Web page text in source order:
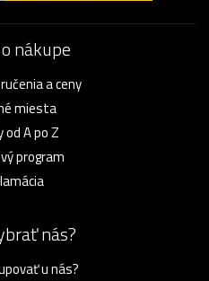
nákupe
a ceny
miesta
od A po Z
program
nás?
u nás?